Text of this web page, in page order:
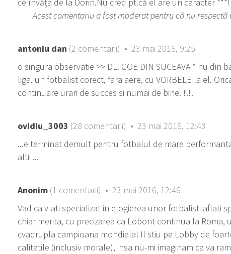
ce învăța de la Dorin.Nu cred pt.că el are un caracter ***!
Acest comentariu a fost moderat pentru că nu respectă
antoniu dan (2 comentarii) • 23 mai 2016, 9:25
o singura observatie >> DL. GOE DIN SUCEAVA * nu din
liga. un fotbalist corect, fara aere, cu VORBELE la el.
continuare urari de succes si numai de bine. !!!!
ovidiu_3003 (28 comentarii) • 23 mai 2016, 12:43
...e terminat demult pentru fotbalul de mare
altii ...
Anonim (1 comentarii) • 23 mai 2016, 12:46
Vad ca v-ati specializat in elogierea unor fotbalisti aflati
chiar merita, cu precizarea ca Lobont continua la
cvadrupla campioana mondiala! Il stiu pe Lobby de
calitatile (inclusiv morale), insa nu-mi imaginam ca va